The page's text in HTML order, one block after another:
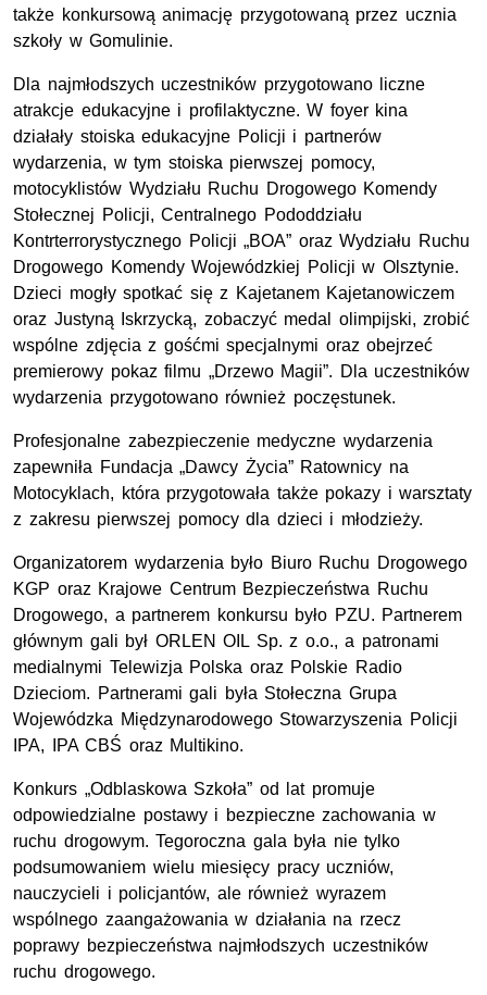
także konkursową animację przygotowaną przez ucznia
szkoły w Gomulinie.
Dla najmłodszych uczestników przygotowano liczne
atrakcje edukacyjne i profilaktyczne. W foyer kina
działały stoiska edukacyjne Policji i partnerów
wydarzenia, w tym stoiska pierwszej pomocy,
motocyklistów Wydziału Ruchu Drogowego Komendy
Stołecznej Policji, Centralnego Pododdziału
Kontrterrorystycznego Policji „BOA” oraz Wydziału Ruchu
Drogowego Komendy Wojewódzkiej Policji w Olsztynie.
Dzieci mogły spotkać się z Kajetanem Kajetanowiczem
oraz Justyną Iskrzycką, zobaczyć medal olimpijski, zrobić
wspólne zdjęcia z gośćmi specjalnymi oraz obejrzeć
premierowy pokaz filmu „Drzewo Magii”. Dla uczestników
wydarzenia przygotowano również poczęstunek.
Profesjonalne zabezpieczenie medyczne wydarzenia
zapewniła Fundacja „Dawcy Życia” Ratownicy na
Motocyklach, która przygotowała także pokazy i warsztaty
z zakresu pierwszej pomocy dla dzieci i młodzieży.
Organizatorem wydarzenia było Biuro Ruchu Drogowego
KGP oraz Krajowe Centrum Bezpieczeństwa Ruchu
Drogowego, a partnerem konkursu było PZU. Partnerem
głównym gali był ORLEN OIL Sp. z o.o., a patronami
medialnymi Telewizja Polska oraz Polskie Radio
Dzieciom. Partnerami gali była Stołeczna Grupa
Wojewódzka Międzynarodowego Stowarzyszenia Policji
IPA, IPA CBŚ oraz Multikino.
Konkurs „Odblaskowa Szkoła” od lat promuje
odpowiedzialne postawy i bezpieczne zachowania w
ruchu drogowym. Tegoroczna gala była nie tylko
podsumowaniem wielu miesięcy pracy uczniów,
nauczycieli i policjantów, ale również wyrazem
wspólnego zaangażowania w działania na rzecz
poprawy bezpieczeństwa najmłodszych uczestników
ruchu drogowego.